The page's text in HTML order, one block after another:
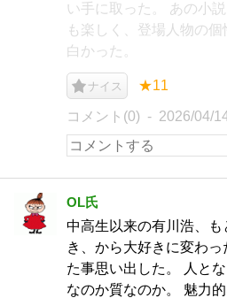
い手に取った。 あの小
も楽しく、登場人物の
白かった。
ナイス ★11
コメント(0) 2026/04/
OL氏
中高生以来の有川浩、
き、から大好きに変わ
た事思い出した。 人と
なのか質なのか。 魅力